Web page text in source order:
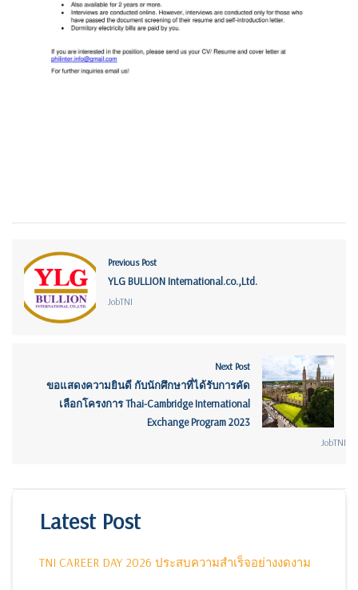
Previous Post
YLG BULLION International.co.,Ltd.
JobTNI
Next Post
ขอแสดงความยินดี กับนักศึกษาที่ได้รับการคัด
เลือกโครงการ Thai-Cambridge International
Exchange Program 2023
JobTNI
Latest Post
TNI CAREER DAY 2026 ประสบความสำเร็จอย่างงดงาม